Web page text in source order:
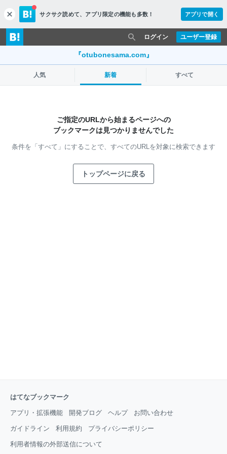
c
l
o
s
サクサク読めて、 アプリ限定の機能も多数！ アプリで開く
ユーザー登録
ログイン
『otubonesama.com』
人気 新着 すべて
ご指定のURLから始まるページへの
ブックマークは見つかりませんでした
条件を「すべて」にすることで、 すべてのURLを対象に検索できます
トップページに戻る
はてなブックマーク
アプリ・拡張機能 開発ブログ ヘルプ お問い合わせ
ガイドライン 利用規約 プライバシーポリシー
利用者情報の外部送信について